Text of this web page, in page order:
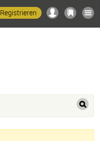
Registrieren